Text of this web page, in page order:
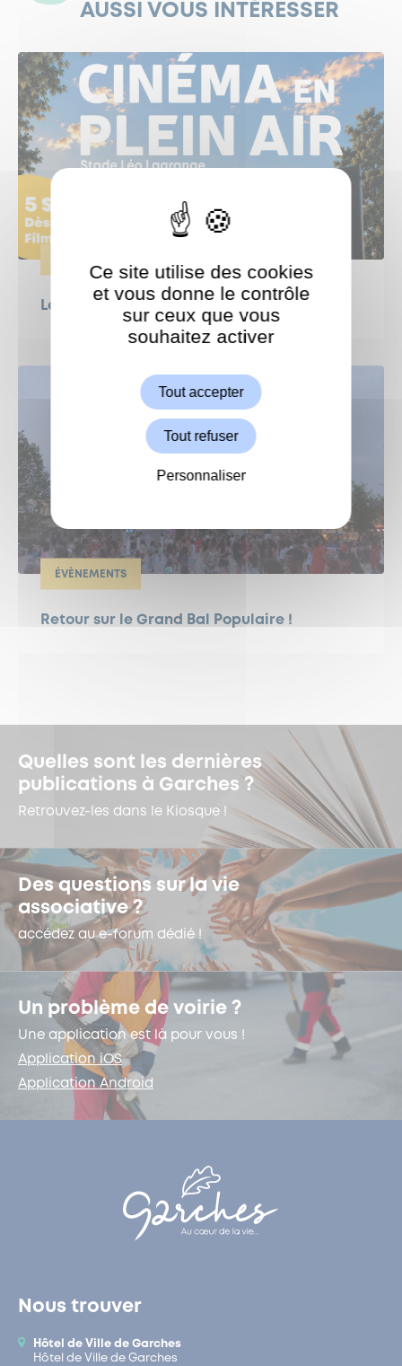
AUSSI VOUS INTÉRESSER
Le Grand Weekend : Ciné en plein air !
ÉVÈNEMENTS
Retour sur le Grand Bal Populaire !
Quelles sont les dernières
publications à Garches ?
Retrouvez-les dans le Kiosque !
Des questions sur la vie
associative ?
accédez au e-forum dédié !
Un problème de voirie ?
Une application est là pour vous !
Application iOS
Application Android
Nous trouver
Hôtel de Ville de Garches
Hôtel de Ville de Garches
ShareThis est désactivé.
Ce site utilise des cookies
et vous donne le contrôle
sur ceux que vous
souhaitez activer
Tout accepter
Tout refuser
Personnaliser